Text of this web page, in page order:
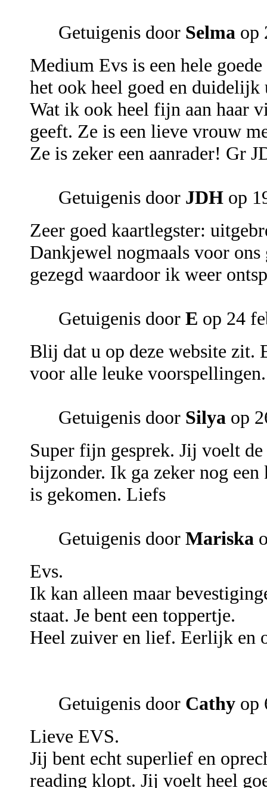
Getuigenis door Selma op
Medium Evs is een hele
het ook heel goed en duidelijk
Wat ik ook heel fijn aan haar
geeft. Ze is een lieve vrouw
Ze is zeker een aanrader! Gr
Getuigenis door JDH op
Zeer goed kaartlegster:
Dankjewel nogmaals voor ons
gezegd waardoor ik weer
Getuigenis door E op 24
Blij dat u op deze website zit.
voor alle leuke
Getuigenis door Silya op
Super fijn gesprek. Jij voelt
bijzonder. Ik ga zeker nog
is gekomen. Liefs
Getuigenis door Mariska
Evs.
Ik kan alleen maar
staat. Je bent een toppertje.
Heel zuiver en lief. Eerlijk en
Getuigenis door Cathy op
Lieve EVS.
Jij bent echt superlief en
reading klopt. Jij voelt heel